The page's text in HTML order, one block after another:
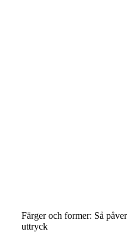
Färger och former: Så
uttryck